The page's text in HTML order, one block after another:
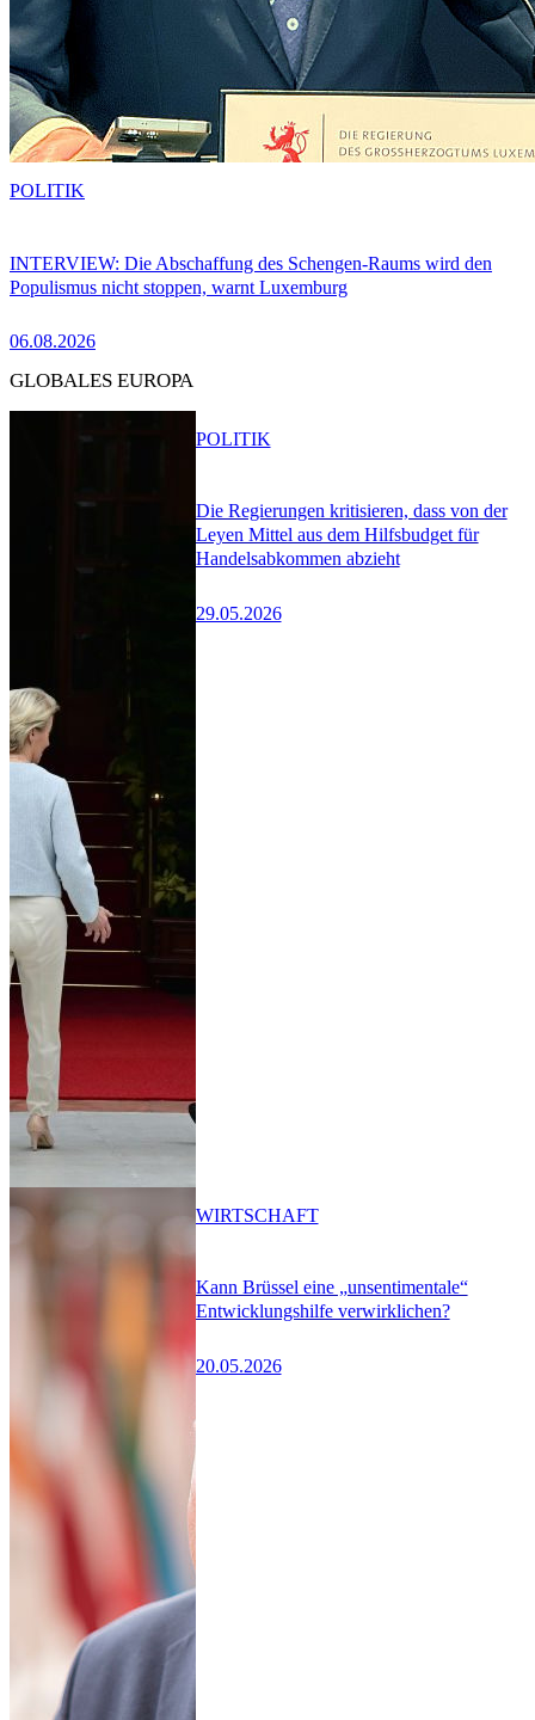
INTERVIEW: Die Abschaffung des Schengen-Raums wird den
Populismus nicht stoppen, warnt Luxemburg
06.08.2026
POLITIK
GLOBALES EUROPA
Die Regierungen kritisieren, dass von der
Leyen Mittel aus dem Hilfsbudget für
Handelsabkommen abzieht
29.05.2026
POLITIK
Kann Brüssel eine „unsentimentale“
Entwicklungshilfe verwirklichen?
20.05.2026
WIRTSCHAFT